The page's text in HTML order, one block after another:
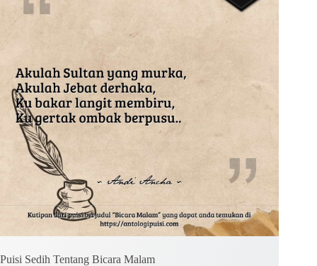
Puisi Sedih Tentang Bicara Malam